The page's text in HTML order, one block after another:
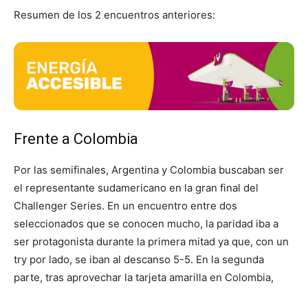
Resumen de los 2 encuentros anteriores:
Frente a Colombia
Por las semifinales, Argentina y Colombia buscaban ser
el representante sudamericano en la gran final del
Challenger Series. En un encuentro entre dos
seleccionados que se conocen mucho, la paridad iba a
ser protagonista durante la primera mitad ya que, con un
try por lado, se iban al descanso 5-5. En la segunda
parte, tras aprovechar la tarjeta amarilla en Colombia,